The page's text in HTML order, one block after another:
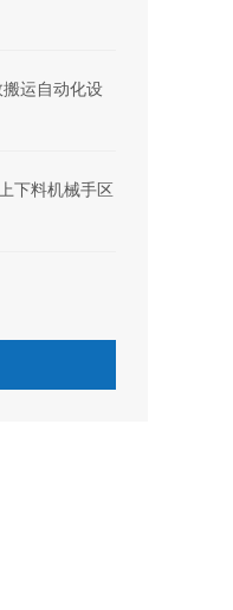
运自动化设
下料机械手区